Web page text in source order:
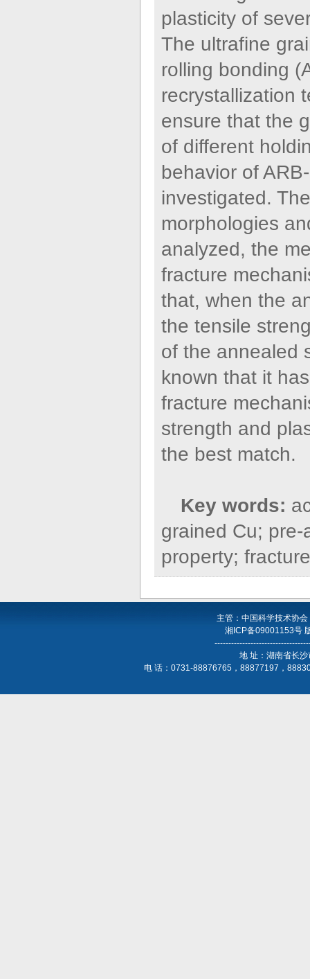
plasticity of
The ultrafine
rolling bonding
recrystallization
ensure that the
of different
behavior of
investigated.
morphologies
analyzed, the
fracture
that, when the
the tensile
of the annealed
known that it
fracture
strength and
the best match.
Key words:
grained Cu;
property;
主管：中国科学技术协
湘ICP备09001153号
地 址：湖南省长
电 话：0731-88876765，88877197，